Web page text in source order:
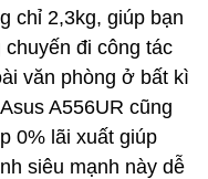
chỉ 2,3kg, giúp bạn
đi công tác
văn phòng ở bất kì
A556UR cũng
0% lãi xuất giúp
siêu mạnh này dễ